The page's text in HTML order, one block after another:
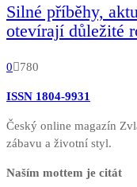
Silné příběhy,
otevírají důležité
0 780
ISSN 1804-9931
Český online magazín
zábavu a životní styl.
Naším mottem je citát